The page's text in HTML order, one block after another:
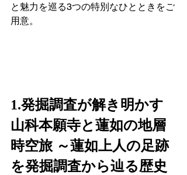
と魅力を巡る3つの特別なひとときをご
用意。
1.発掘調査が解き明かす
山科本願寺と蓮如の地層
時空旅 ～蓮如上人の足跡
を発掘調査から辿る歴史